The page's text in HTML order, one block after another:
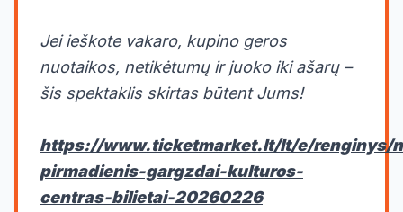
Jei ieškote vakaro, kupino geros
nuotaikos, netikėtumų ir juoko iki ašarų –
šis spektaklis skirtas būtent Jums!
https://www.ticketmarket.lt/lt/e/renginys/
pirmadienis-gargzdai-kulturos-
centras-bilietai-20260226